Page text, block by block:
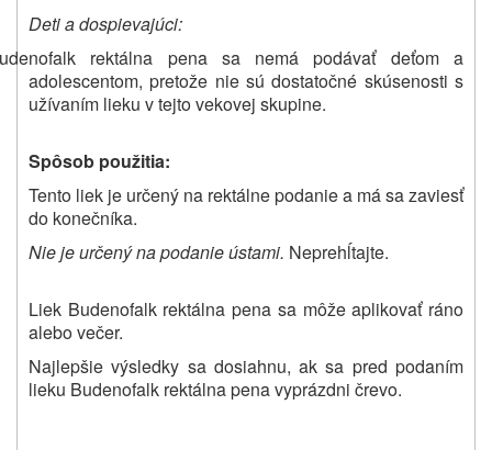
Deti adospievajúci:
rektálna pena sa nemá podávať deťom a
adolescentom, pretože nie sú dostatočné skúsenosti s
užívaním lieku v tejto vekovej skupine.
Spôsob použitia:
Tento liek je určený na rektálne podanie a má sa zaviesť
do konečníka.
Nie je určený na podanie ústami. Neprehĺtajte.
Liek Budenofalk rektálna pena sa môže aplikovať ráno
alebo večer.
Najlepšie výsledky sa dosiahnu, ak sa pred podaním
lieku Budenofalk rektálna pena vyprázdni črevo.